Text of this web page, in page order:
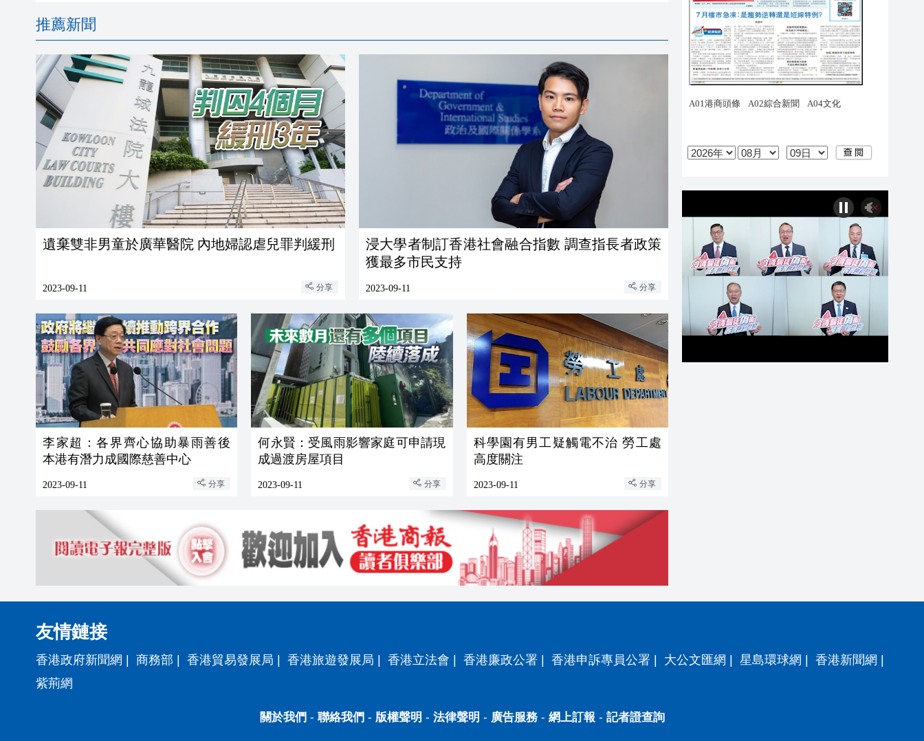
推薦新聞
遺棄雙非男童於廣華醫院 內地婦認虐兒罪判緩刑
2023-09-11 分享
浸大學者制訂香港社會融合指數 調查指長者政策
獲最多市民支持
2023-09-11 分享
李家超：各界齊心協助暴雨善後
本港有潛力成國際慈善中心
2023-09-11 分享
何永賢：受風雨影響家庭可申請現
成過渡房屋項目
2023-09-11 分享
科學園有男工疑觸電不治 勞工處
高度關注
2023-09-11 分享
友情鏈接
香港政府新聞網 商務部 香港貿易發展局 香港旅遊發展局 香港立法會 香港廉政公署 香港申訴專員公署 大公文匯網 星島環球網 香港新聞網
紫荊網
關於我們 - 聯絡我們 - 版權聲明 - 法律聲明 - 廣告服務- 網上訂報 - 記者證查詢